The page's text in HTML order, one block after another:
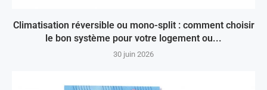
Climatisation réversible ou mono-split : comment choisir
le bon système pour votre logement ou...
30 juin 2026